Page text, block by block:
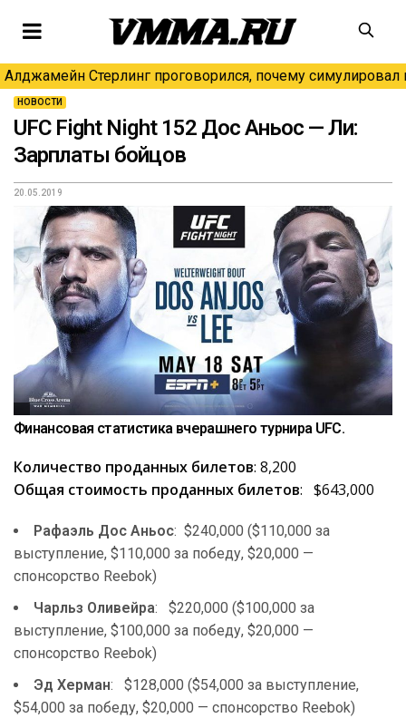
Алджамейн Стерлинг проговорился, почему симулировал
НОВОСТИ
UFC Fight Night 152 Дос Аньос — Ли:
Зарплаты бойцов
20.05.2019
Финансовая статистика вчерашнего турнира UFC.
Количество проданных билетов: 8,200
Общая стоимость проданных билетов: $643,000
Рафаэль Дос Аньос: $240,000 ($110,000 за
выступление, $110,000 за победу, $20,000 —
спонсорство Reebok)
Чарльз Оливейра: $220,000 ($100,000 за
выступление, $100,000 за победу, $20,000 —
спонсорство Reebok)
Эд Херман: $128,000 ($54,000 за выступление,
$54,000 за победу, $20,000 — спонсорство Reebok)